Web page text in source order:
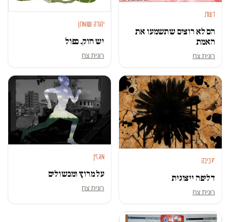
דעות
הם לא רוצים שתשמעו את
האמת
רונית צח
יהודה ושומרון
יש חוק. כפול
רונית צח
סביבה
דליפה ייצוגית
רונית צח
מגזין
על מרוץ ומכשולים
רונית צח